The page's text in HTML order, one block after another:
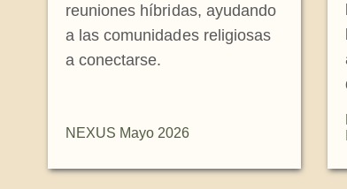
reuniones híbridas, ayudando
a las comunidades religiosas
a conectarse.
NEXUS Mayo 2026